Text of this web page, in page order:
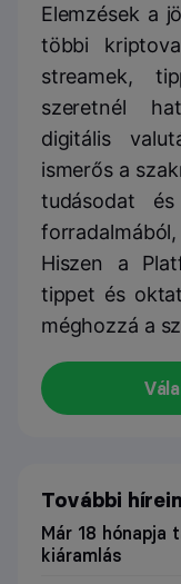
Elemzések a
többi
streamek,
szeretnél
digitális
ismerős a
tudásodat
Hiszen a
tippet és
méghozzá a
További
Már 18 hónapja
kiáramlás